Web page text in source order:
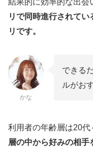
結果的に効率的な出会
リで同時進行されて
リです。
かな
できる
ルがお
利用者の年齢層は20代
層の中から好みの相